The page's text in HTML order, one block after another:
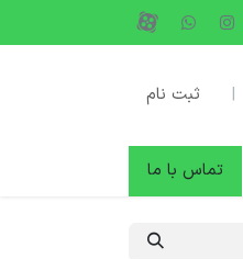
| ثبت نام
تماس با ما